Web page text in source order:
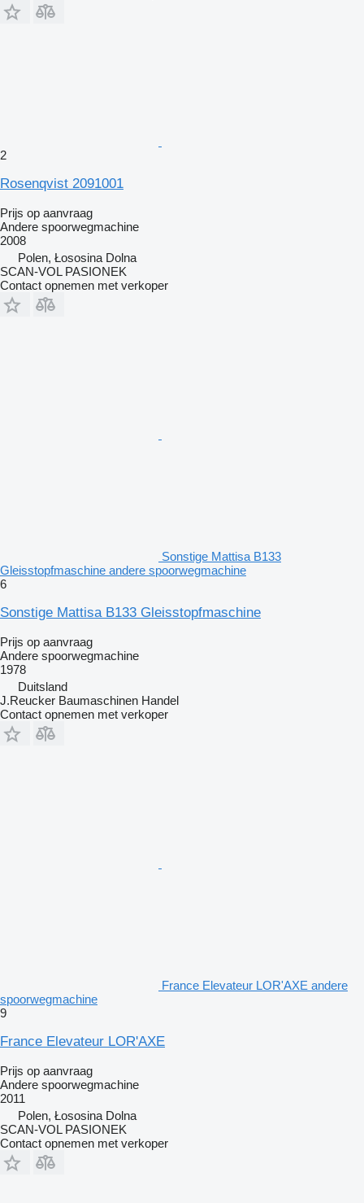
2
Rosenqvist 2091001
Prijs op aanvraag
Andere spoorwegmachine
2008
Polen, Łososina Dolna
SCAN-VOL PASIONEK
Contact opnemen met verkoper
Sonstige Mattisa B133
Gleisstopfmaschine andere spoorwegmachine
6
Sonstige Mattisa B133 Gleisstopfmaschine
Prijs op aanvraag
Andere spoorwegmachine
1978
Duitsland
J.Reucker Baumaschinen Handel
Contact opnemen met verkoper
France Elevateur LOR'AXE andere
spoorwegmachine
9
France Elevateur LOR'AXE
Prijs op aanvraag
Andere spoorwegmachine
2011
Polen, Łososina Dolna
SCAN-VOL PASIONEK
Contact opnemen met verkoper